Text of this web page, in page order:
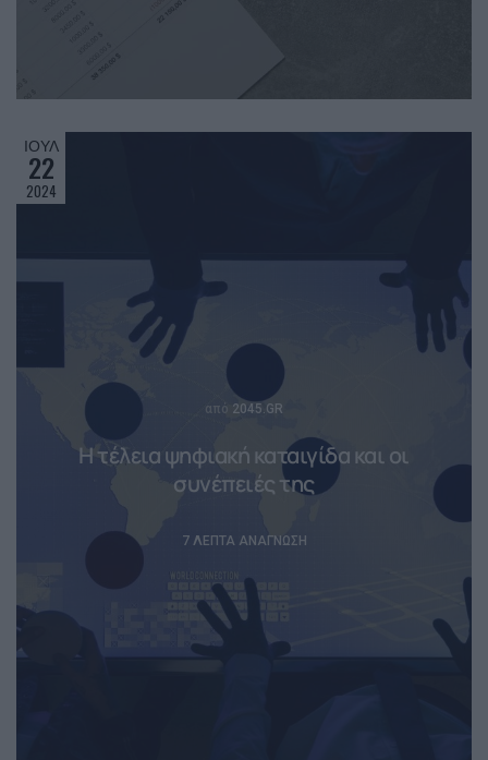
ΙΟΎΛ
22
2024
Posted
από 2045.GR
H τέλεια ψηφιακή καταιγίδα και οι
συνέπειές της
7 ΛΕΠΤΆ ΑΝΆΓΝΩΣΗ